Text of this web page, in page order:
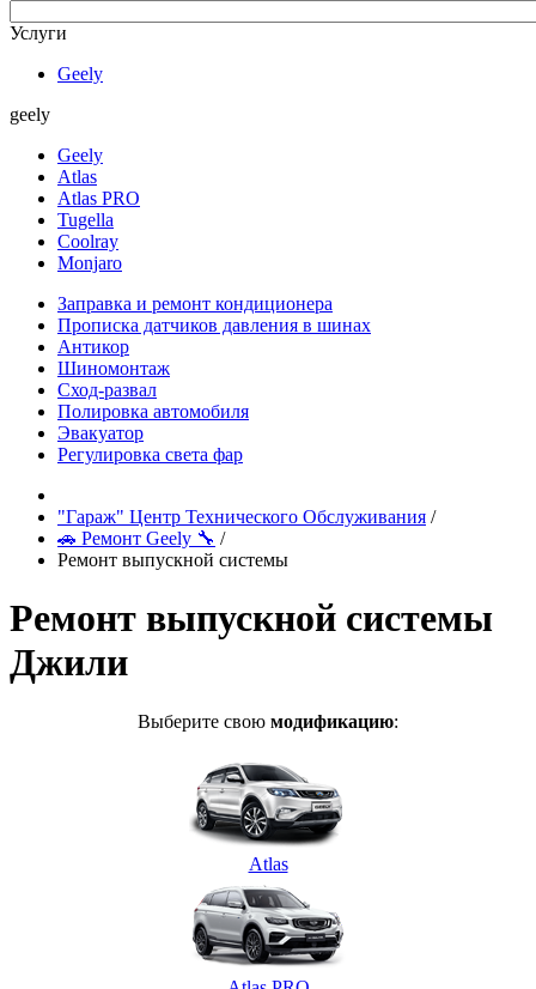
Услуги
Geely
geely
Geely
Atlas
Atlas PRO
Tugella
Coolray
Monjaro
Заправка и ремонт кондиционера
Прописка датчиков давления в шинах
Антикор
Шиномонтаж
Сход-развал
Полировка автомобиля
Эвакуатор
Регулировка света фар
"Гараж" Центр Технического Обслуживания /
🚗 Ремонт Geely 🔧 /
Ремонт выпускной системы
Ремонт выпускной системы
Джили
Выберите свою модификацию:
Atlas